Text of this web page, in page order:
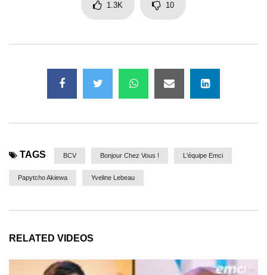
1.3K 10
TAGS BCV Bonjour Chez Vous ! L'équipe Emci
Papytcho Akiewa Yveline Lebeau
RELATED VIDEOS